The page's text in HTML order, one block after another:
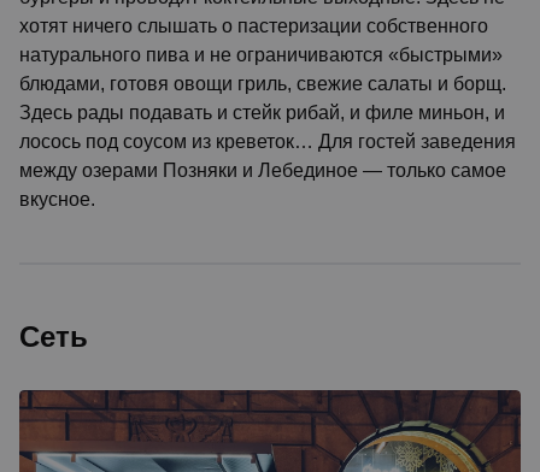
хотят ничего слышать о пастеризации собственного
натурального пива и не ограничиваются «быстрыми»
блюдами, готовя овощи гриль, свежие салаты и борщ.
Здесь рады подавать и стейк рибай, и филе миньон, и
лосось под соусом из креветок… Для гостей заведения
между озерами Позняки и Лебединое — только самое
вкусное.
Сеть